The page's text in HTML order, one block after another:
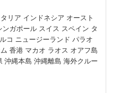
リア インドネシア オースト
ガポール スイス スペイン タ
コ ニュージーランド パラオ
香港 マカオ ラオス オアフ島
沖縄本島 沖縄離島 海外クルー